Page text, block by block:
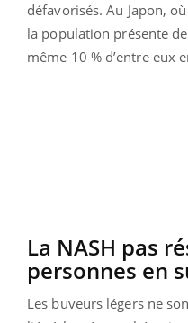
défavorisés. Au Japon,
la population présente
même 10 % d’entre eux
La NASH pas
personnes en
Les buveurs légers ne